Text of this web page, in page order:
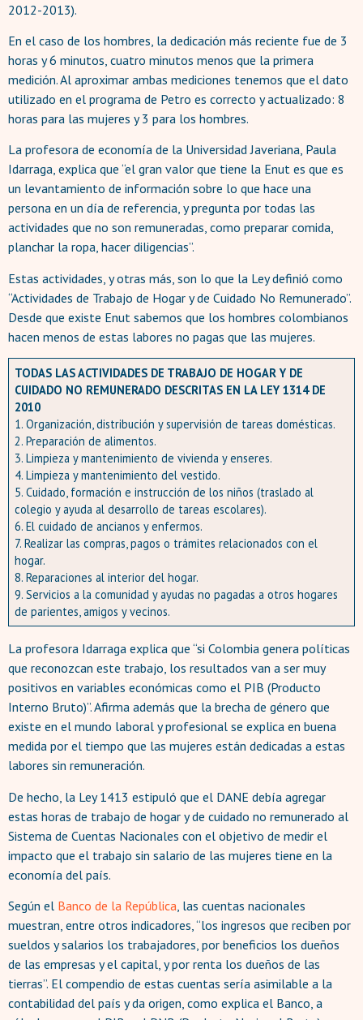
2012-2013).
En el caso de los hombres, la dedicación más reciente fue de 3
horas y 6 minutos, cuatro minutos menos que la primera
medición. Al aproximar ambas mediciones tenemos que el dato
utilizado en el programa de Petro es correcto y actualizado: 8
horas para las mujeres y 3 para los hombres.
La profesora de economía de la Universidad Javeriana, Paula
Idarraga, explica que “el gran valor que tiene la Enut es que es
un levantamiento de información sobre lo que hace una
persona en un día de referencia, y pregunta por todas las
actividades que no son remuneradas, como preparar comida,
planchar la ropa, hacer diligencias”.
Estas actividades, y otras más, son lo que la Ley definió como
“Actividades de Trabajo de Hogar y de Cuidado No Remunerado”.
Desde que existe Enut sabemos que los hombres colombianos
hacen menos de estas labores no pagas que las mujeres.
TODAS LAS ACTIVIDADES DE TRABAJO DE HOGAR Y DE
CUIDADO NO REMUNERADO DESCRITAS EN LA LEY 1314 DE
2010
1. Organización, distribución y supervisión de tareas domésticas.
2. Preparación de alimentos.
3. Limpieza y mantenimiento de vivienda y enseres.
4. Limpieza y mantenimiento del vestido.
5. Cuidado, formación e instrucción de los niños (traslado al
colegio y ayuda al desarrollo de tareas escolares).
6. El cuidado de ancianos y enfermos.
7. Realizar las compras, pagos o trámites relacionados con el
hogar.
8. Reparaciones al interior del hogar.
9. Servicios a la comunidad y ayudas no pagadas a otros hogares
de parientes, amigos y vecinos.
La profesora Idarraga explica que “si Colombia genera políticas
que reconozcan este trabajo, los resultados van a ser muy
positivos en variables económicas como el PIB (Producto
Interno Bruto)”. Afirma además que la brecha de género que
existe en el mundo laboral y profesional se explica en buena
medida por el tiempo que las mujeres están dedicadas a estas
labores sin remuneración.
De hecho, la Ley 1413 estipuló que el DANE debía agregar
estas horas de trabajo de hogar y de cuidado no remunerado al
Sistema de Cuentas Nacionales con el objetivo de medir el
impacto que el trabajo sin salario de las mujeres tiene en la
economía del país.
Según el Banco de la República , las cuentas nacionales
muestran, entre otros indicadores, “los ingresos que reciben por
sueldos y salarios los trabajadores, por beneficios los dueños
de las empresas y el capital, y por renta los dueños de las
tierras”. El compendio de estas cuentas sería asimilable a la
contabilidad del país y da origen, como explica el Banco, a